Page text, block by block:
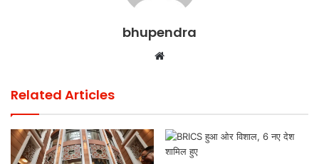
bhupendra
Website
Related Articles